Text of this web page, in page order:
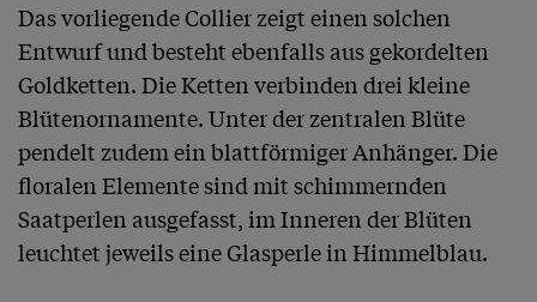
Das vorliegende Collier zeigt einen solchen
Entwurf und besteht ebenfalls aus gekordelten
Goldketten. Die Ketten verbinden drei kleine
Blütenornamente. Unter der zentralen Blüte
pendelt zudem ein blattförmiger Anhänger. Die
floralen Elemente sind mit schimmernden
Saatperlen ausgefasst, im Inneren der Blüten
leuchtet jeweils eine Glasperle in Himmelblau.